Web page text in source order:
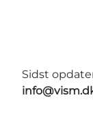
Sidst